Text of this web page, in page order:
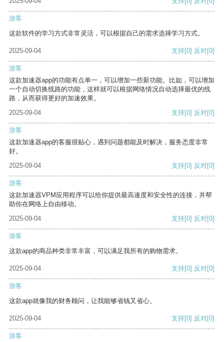
游客
这款软件的学习方式非常灵活，可以根据自己的需求选择学习方式。
2025-09-04 支持[0] 反对[0]
游客
这款加速器app的功能有点单一，可以增加一些新功能。比如，可以增加
一个自动切换线路的功能，这样就可以根据网络情况自动选择最优的线
路，从而获得更好的加速效果。
2025-09-04
支持[0] 反对[0]
游客
这款加速器app的客服很贴心，遇到问题都能及时解决，服务态度非常
好。
2025-09-04
支持[0] 反对[0]
游客
这款加速器VPM应用程序可以给你提供最高速度和安全性的连接，并帮
助你在网络上自由移动。
2025-09-04
支持[0] 反对[0]
游客
这款app的商品种类非常丰富，可以满足我所有的购物需求。
2025-09-04 支持[0] 反对[0]
游客
这款app就像我的财务顾问，让我能够省钱又省心。
2025-09-04 支持[0] 反对[0]
游客